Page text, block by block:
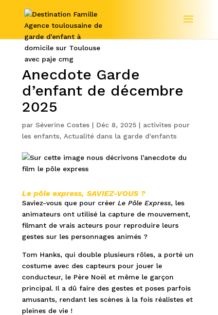
Anecdote Garde
d’enfant de décembre
2025
par Séverine Costes| Déc 8, 2025| activites pour
les enfants, Actualité dans la garde d'enfants
Le pôle express, SAVIEZ-VOUS ?
Saviez-vous que pour créer Le Pôle Express, les
animateurs ont utilisé la capture de mouvement,
filmant de vrais acteurs pour reproduire leurs
gestes sur les personnages animés ?
Tom Hanks, qui double plusieurs rôles, a porté un
costume avec des capteurs pour jouer le
conducteur, le Père Noël et même le garçon
principal. Il a dû faire des gestes et poses parfois
amusants, rendant les scènes à la fois réalistes et
pleines de vie !